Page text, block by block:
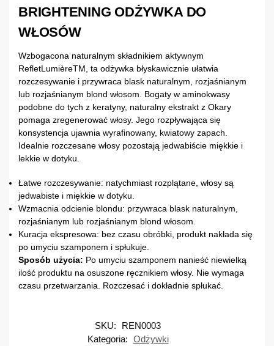
BRIGHTENING ODŻYWKA DO
WŁOSÓW
Wzbogacona naturalnym składnikiem aktywnym
RefletLumièreTM, ta odżywka błyskawicznie ułatwia
rozczesywanie i przywraca blask naturalnym, rozjaśnianym
lub rozjaśnianym blond włosom. Bogaty w aminokwasy
podobne do tych z keratyny, naturalny ekstrakt z Okary
pomaga zregenerować włosy. Jego rozpływająca się
konsystencja ujawnia wyrafinowany, kwiatowy zapach.
Idealnie rozczesane włosy pozostają jedwabiście miękkie i
lekkie w dotyku.
Łatwe rozczesywanie: natychmiast rozplątane, włosy są
jedwabiste i miękkie w dotyku.
Wzmacnia odcienie blondu: przywraca blask naturalnym,
rozjaśnianym lub rozjaśnianym blond włosom.
Kuracja ekspresowa: bez czasu obróbki, produkt nakłada się
po umyciu szamponem i spłukuje.
Sposób użycia: Po umyciu szamponem nanieść niewielką
ilość produktu na osuszone ręcznikiem włosy. Nie wymaga
czasu przetwarzania. Rozczesać i dokładnie spłukać.
SKU:
REN0003
Kategoria: Odżywki